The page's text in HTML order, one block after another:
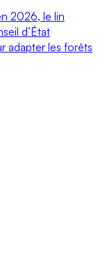
2026, le lin
d’État
adapter les forêts